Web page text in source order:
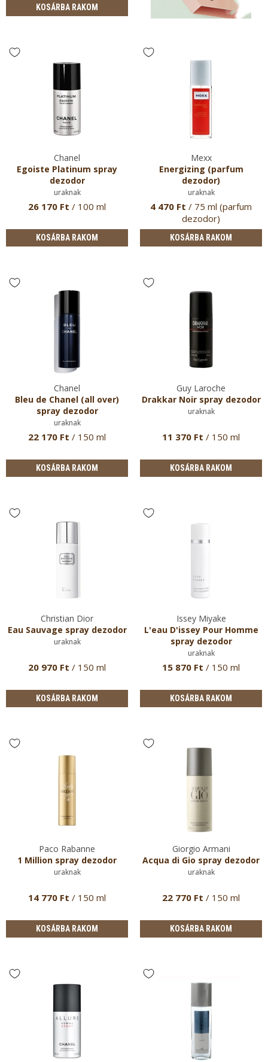
KOSÁRBA RAKOM
Chanel
Egoiste Platinum spray
dezodor
uraknak
26 170 Ft / 100 ml
KOSÁRBA RAKOM
Mexx
Energizing (parfum
dezodor)
uraknak
4 470 Ft / 75 ml (parfum
dezodor)
KOSÁRBA RAKOM
Chanel
Bleu de Chanel (all over)
spray dezodor
uraknak
22 170 Ft / 150 ml
KOSÁRBA RAKOM
Guy Laroche
Drakkar Noir spray dezodor
uraknak
11 370 Ft / 150 ml
KOSÁRBA RAKOM
Christian Dior
Eau Sauvage spray dezodor
uraknak
20 970 Ft / 150 ml
KOSÁRBA RAKOM
Issey Miyake
L'eau D'issey Pour Homme
spray dezodor
uraknak
15 870 Ft / 150 ml
KOSÁRBA RAKOM
Paco Rabanne
1 Million spray dezodor
uraknak
14 770 Ft / 150 ml
KOSÁRBA RAKOM
Giorgio Armani
Acqua di Gio spray dezodor
uraknak
22 770 Ft / 150 ml
KOSÁRBA RAKOM